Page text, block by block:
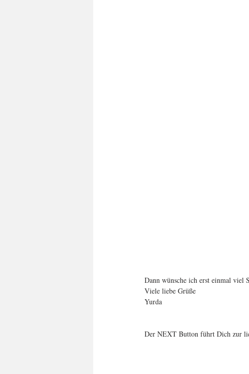
Dann wünsche ich erst einmal viel
Viele liebe Grüße
Yurda
Der NEXT Button führt Dich zur